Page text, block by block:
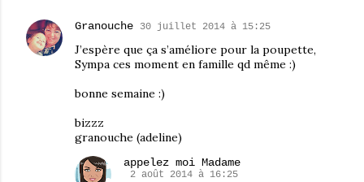
Granouche 30 juillet 2014 à 15:25
J’espère que ça s’améliore pour la poupette,
Sympa ces moment en famille qd même :)
bonne semaine :)
bizzz
granouche (adeline)
appelez moi Madame
2 août 2014 à 16:25